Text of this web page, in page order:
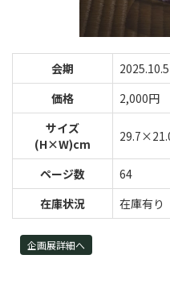
会期
価格
2,000円
サイズ
(H×W)cm
ページ数
64
在庫状況
在庫有り
企画展詳細へ